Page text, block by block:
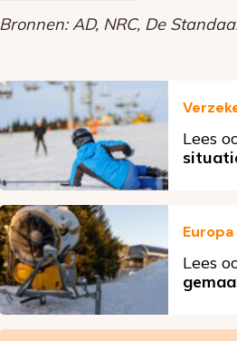
Bronnen: AD, NRC, De
Lees
Lees